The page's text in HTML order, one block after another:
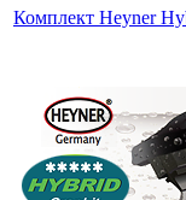
Комплект Heyner